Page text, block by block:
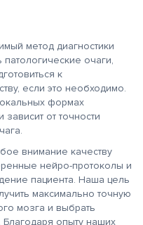
метод диагностики
очаги,
к
если это необходимо.
формах
от точности
внимание качеству
нейро-протоколы и
пациента. Наша цель
максимально точную
мозга и выбрать
опыту наших